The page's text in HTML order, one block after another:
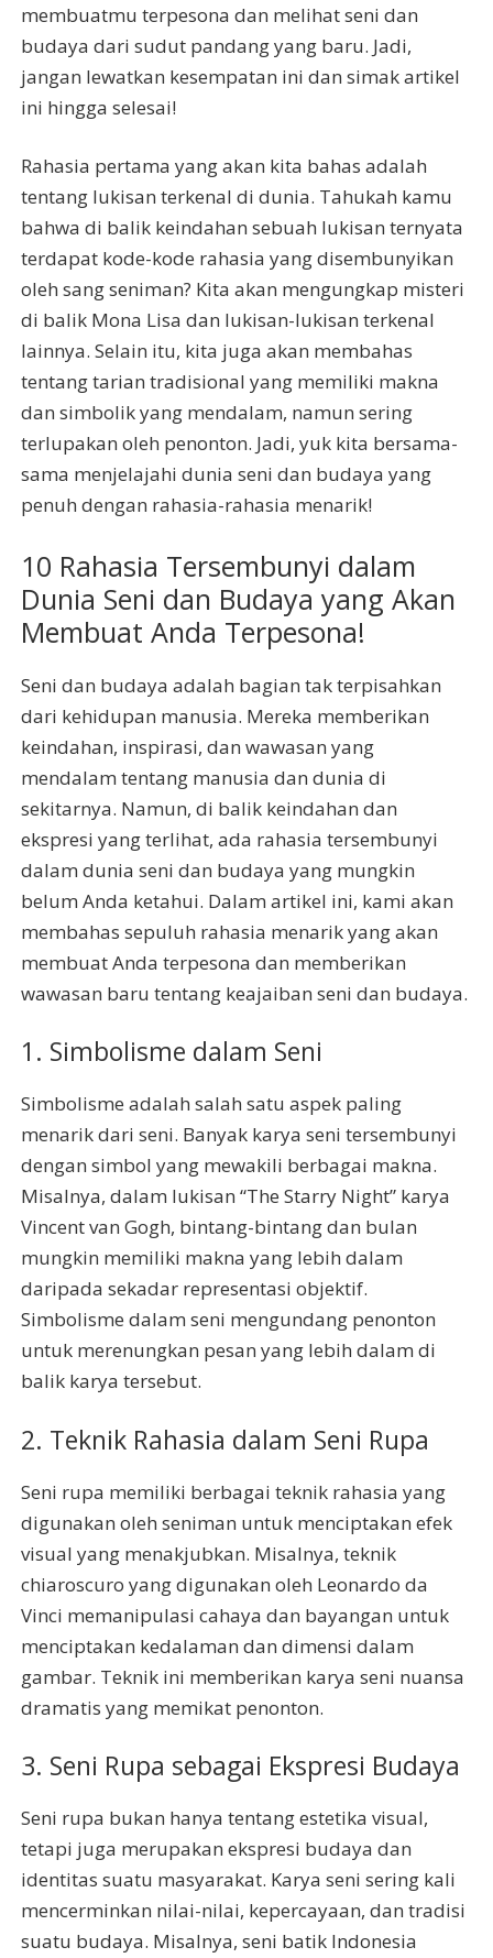
membuatmu terpesona dan melihat seni dan
budaya dari sudut pandang yang baru. Jadi,
jangan lewatkan kesempatan ini dan simak artikel
ini hingga selesai!
Rahasia pertama yang akan kita bahas adalah
tentang lukisan terkenal di dunia. Tahukah kamu
bahwa di balik keindahan sebuah lukisan ternyata
terdapat kode-kode rahasia yang disembunyikan
oleh sang seniman? Kita akan mengungkap misteri
di balik Mona Lisa dan lukisan-lukisan terkenal
lainnya. Selain itu, kita juga akan membahas
tentang tarian tradisional yang memiliki makna
dan simbolik yang mendalam, namun sering
terlupakan oleh penonton. Jadi, yuk kita bersama-
sama menjelajahi dunia seni dan budaya yang
penuh dengan rahasia-rahasia menarik!
10 Rahasia Tersembunyi dalam
Dunia Seni dan Budaya yang Akan
Membuat Anda Terpesona!
Seni dan budaya adalah bagian tak terpisahkan
dari kehidupan manusia. Mereka memberikan
keindahan, inspirasi, dan wawasan yang
mendalam tentang manusia dan dunia di
sekitarnya. Namun, di balik keindahan dan
ekspresi yang terlihat, ada rahasia tersembunyi
dalam dunia seni dan budaya yang mungkin
belum Anda ketahui. Dalam artikel ini, kami akan
membahas sepuluh rahasia menarik yang akan
membuat Anda terpesona dan memberikan
wawasan baru tentang keajaiban seni dan budaya.
1. Simbolisme dalam Seni
Simbolisme adalah salah satu aspek paling
menarik dari seni. Banyak karya seni tersembunyi
dengan simbol yang mewakili berbagai makna.
Misalnya, dalam lukisan “The Starry Night” karya
Vincent van Gogh, bintang-bintang dan bulan
mungkin memiliki makna yang lebih dalam
daripada sekadar representasi objektif.
Simbolisme dalam seni mengundang penonton
untuk merenungkan pesan yang lebih dalam di
balik karya tersebut.
2. Teknik Rahasia dalam Seni Rupa
Seni rupa memiliki berbagai teknik rahasia yang
digunakan oleh seniman untuk menciptakan efek
visual yang menakjubkan. Misalnya, teknik
chiaroscuro yang digunakan oleh Leonardo da
Vinci memanipulasi cahaya dan bayangan untuk
menciptakan kedalaman dan dimensi dalam
gambar. Teknik ini memberikan karya seni nuansa
dramatis yang memikat penonton.
3. Seni Rupa sebagai Ekspresi Budaya
Seni rupa bukan hanya tentang estetika visual,
tetapi juga merupakan ekspresi budaya dan
identitas suatu masyarakat. Karya seni sering kali
mencerminkan nilai-nilai, kepercayaan, dan tradisi
suatu budaya. Misalnya, seni batik Indonesia